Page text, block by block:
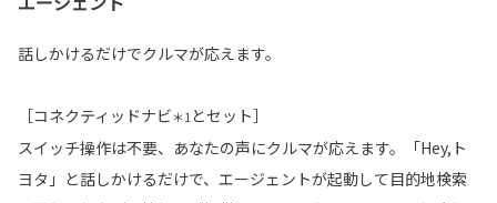
話しかけるだけでクルマが応えます。
［コネクティッドナビ＊1 とセット］
スイッチ操作は不要、あなたの声にクルマが応えます。「Hey,ト
ヨタ」と話しかけるだけで、エージェントが起動して目的地検索